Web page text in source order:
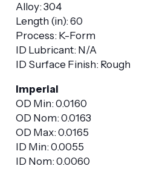
Alloy: 304
Length (in): 60
Process: K-Form
ID Lubricant: N/A
ID Surface Finish: Rough
Imperial
OD Min: 0.0160
OD Nom: 0.0163
OD Max: 0.0165
ID Min: 0.0055
ID Nom: 0.0060